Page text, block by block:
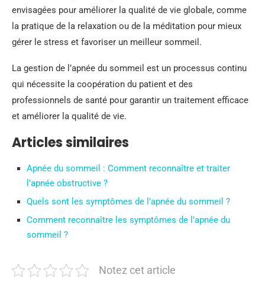
envisagées pour améliorer la qualité de vie globale, comme
la pratique de la relaxation ou de la méditation pour mieux
gérer le stress et favoriser un meilleur sommeil.
La gestion de l’apnée du sommeil est un processus continu
qui nécessite la coopération du patient et des
professionnels de santé pour garantir un traitement efficace
et améliorer la qualité de vie.
Articles similaires
Apnée du sommeil : Comment reconnaître et traiter
l’apnée obstructive ?
Quels sont les symptômes de l’apnée du sommeil ?
Comment reconnaître les symptômes de l’apnée du
sommeil ?
Notez cet article